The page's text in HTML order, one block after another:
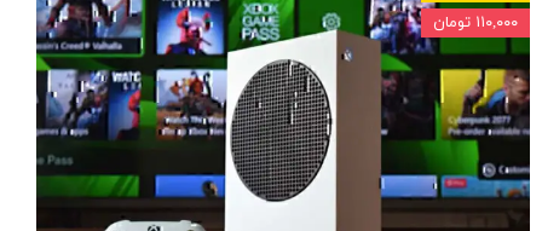
۱۱۰,۰۰۰ تومان